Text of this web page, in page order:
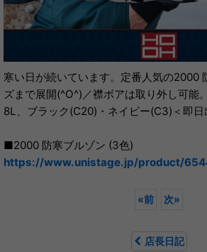
寒い日が続いています。定番人気の2000
ズまで展開(^O^)／襟ボアは取り外し可能。
8L、ブラック(C20)・ネイビー(C3)＜即日
■2000 防寒ブルゾン (3色)
https://www.unistage.jp/product/
«前 次»
店長日記